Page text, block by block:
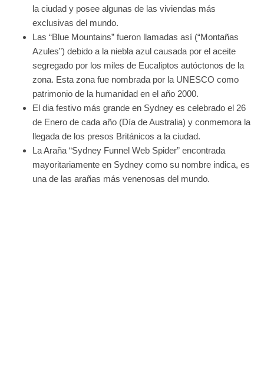
la ciudad y posee algunas de las viviendas más
exclusivas del mundo.
Las “Blue Mountains” fueron llamadas así (“Montañas
Azules”) debido a la niebla azul causada por el aceite
segregado por los miles de Eucaliptos autóctonos de la
zona. Esta zona fue nombrada por la UNESCO como
patrimonio de la humanidad en el año 2000.
El dia festivo más grande en Sydney es celebrado el 26
de Enero de cada año (Día de Australia) y conmemora la
llegada de los presos Británicos a la ciudad.
La Araña “Sydney Funnel Web Spider” encontrada
mayoritariamente en Sydney como su nombre indica, es
una de las arañas más venenosas del mundo.